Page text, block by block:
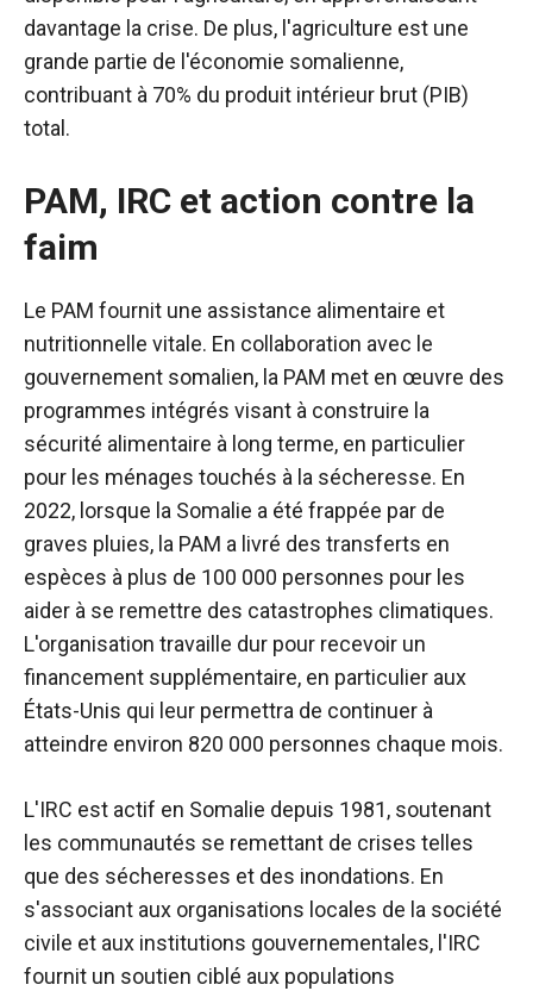
davantage la crise. De plus, l'agriculture est une
grande partie de l'économie somalienne,
contribuant à 70% du produit intérieur brut (PIB)
total.
PAM, IRC et action contre la
faim
Le PAM fournit une assistance alimentaire et
nutritionnelle vitale. En collaboration avec le
gouvernement somalien, la PAM met en œuvre des
programmes intégrés visant à construire la
sécurité alimentaire à long terme, en particulier
pour les ménages touchés à la sécheresse. En
2022, lorsque la Somalie a été frappée par de
graves pluies, la PAM a livré des transferts en
espèces à plus de 100 000 personnes pour les
aider à se remettre des catastrophes climatiques.
L'organisation travaille dur pour recevoir un
financement supplémentaire, en particulier aux
États-Unis qui leur permettra de continuer à
atteindre environ 820 000 personnes chaque mois.
L'IRC est actif en Somalie depuis 1981, soutenant
les communautés se remettant de crises telles
que des sécheresses et des inondations. En
s'associant aux organisations locales de la société
civile et aux institutions gouvernementales, l'IRC
fournit un soutien ciblé aux populations